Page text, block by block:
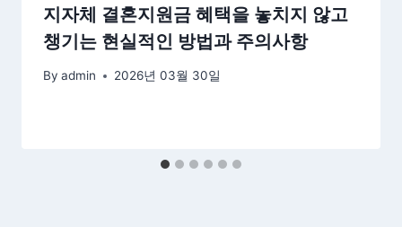
지자체 결혼지원금 혜택을 놓치지 않고
챙기는 현실적인 방법과 주의사항
By admin 2026년 03월 30일